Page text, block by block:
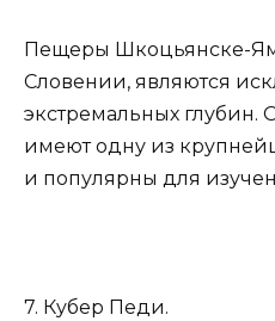
Пещеры Шкоцьянске-
Словении, являются
экстремальных глубин.
имеют одну из
и популярны для
7. Кубер Педи.